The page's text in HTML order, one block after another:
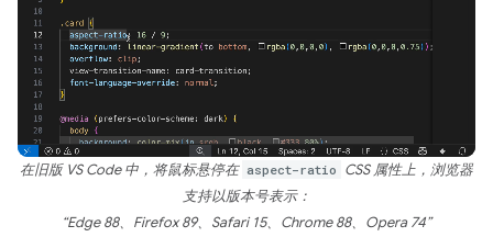
在旧版 VS Code 中，将鼠标悬停在 aspect-ratio CSS 属性上，浏览器
支持以版本号表示：
“Edge 88、Firefox 89、Safari 15、Chrome 88、Opera 74”